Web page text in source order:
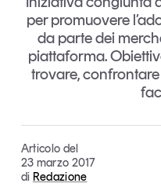
Sostenibilità
Grandi temi
Articoli
Opinioni
Dossier
per promuovere
da parte dei
piattaforma.
trovare,
Articolo del
23 marzo 2017
di Redazione